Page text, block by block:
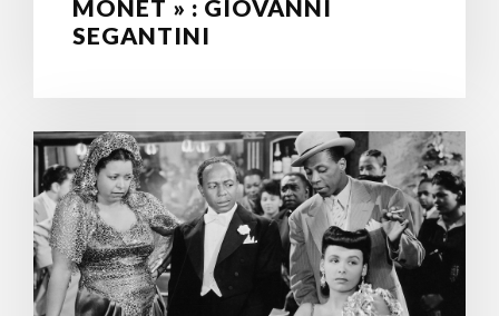
MONET » : GIOVANNI
SEGANTINI